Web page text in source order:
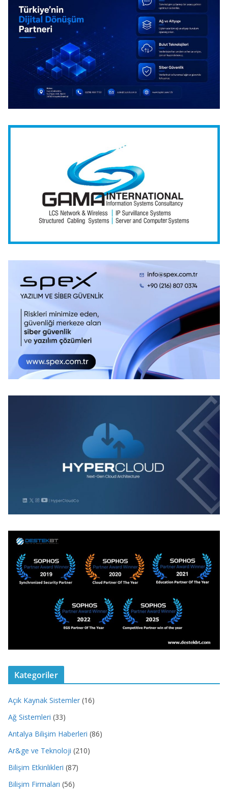
Kategoriler
Açık Kaynak Sistemler (16)
Ağ Sistemleri (33)
Antalya Bilişim Haberleri (86)
Ar&ge ve Teknoloji (210)
Bilişim Etkinlikleri (87)
Bilişim Firmaları (56)